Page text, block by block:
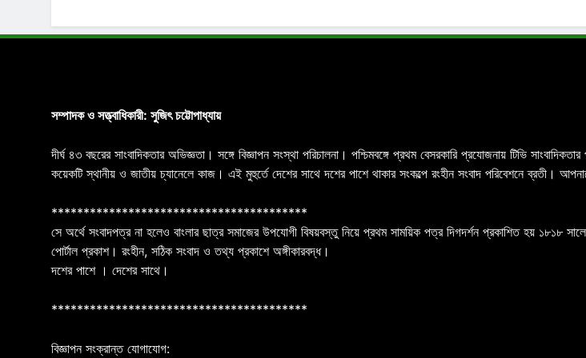
সম্পাদক ও সত্ত্বাধিকারী: সুজিৎ চট্টোপাধ্যায়
দীর্ঘ ৪৩ বছরের সাংবাদিকতার অভিজ্ঞতা। সঙ্গে বিজ্ঞাপন সংস্থা পরিচালনা। পশ্চিমবঙ্গে প্রথম বেসরকারি প্রযোজনায় টিভি
কয়েকটি স্থানীয় ও জাতীয় চ্যানেলে কাজ। এই মুহুর্তে দেশের সাথে দশের পাশে থাকার সংকল্পে রংহীন সংবাদ পরিবেশনে ব্রতী।
****************************************
সে অর্থে সংবাদপত্র না হলেও বাংলার ছাত্র সমাজের উপযোগী বিষয়বস্তু নিয়ে প্রথম সাময়িক পত্র দিগদর্শন প্রকাশিত হয় ১৮১৮
পোর্টাল প্রকাশ। রংহীন, সঠিক সংবাদ ও তথ্য প্রকাশে অঙ্গীকারবদ্ধ।
দশের পাশে । দেশের সাথে।
****************************************
বিজ্ঞাপন সংক্রান্ত যোগাযোগ: